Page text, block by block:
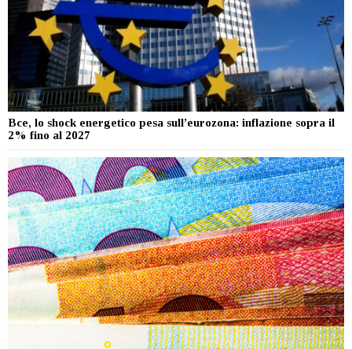
Bce, lo shock energetico pesa sull’eurozona: inflazione sopra il
2% fino al 2027